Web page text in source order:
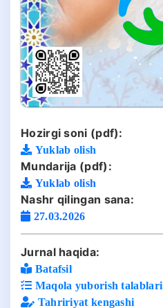
Hozirgi soni (pdf):
Yuklab olish
Mundarija (pdf):
Yuklab olish
Nashr qilingan sana:
27.03.2026
Jurnal haqida:
Batafsil
Maqola yuborish talablari
Tahririyat kengashi